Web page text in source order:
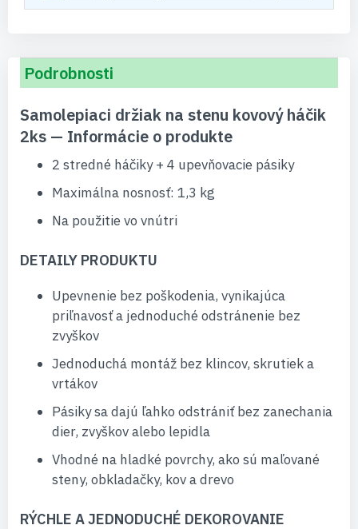
Podrobnosti
Samolepiaci držiak na stenu kovový háčik
2ks — Informácie o produkte
2 stredné háčiky + 4 upevňovacie pásiky
Maximálna nosnosť: 1,3 kg
Na použitie vo vnútri
DETAILY PRODUKTU
Upevnenie bez poškodenia, vynikajúca
priľnavosť a jednoduché odstránenie bez
zvyškov
Jednoduchá montáž bez klincov, skrutiek a
vrtákov
Pásiky sa dajú ľahko odstrániť bez zanechania
dier, zvyškov alebo lepidla
Vhodné na hladké povrchy, ako sú maľované
steny, obkladačky, kov a drevo
RÝCHLE A JEDNODUCHÉ DEKOROVANIE